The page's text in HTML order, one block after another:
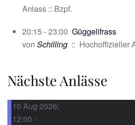
Anlass :: Bzpf.
20:15 - 23:00 Güggelifrass
von Schilling :: Hochoffizieller
Nächste Anlässe
10 Aug 2026;
12:00 -